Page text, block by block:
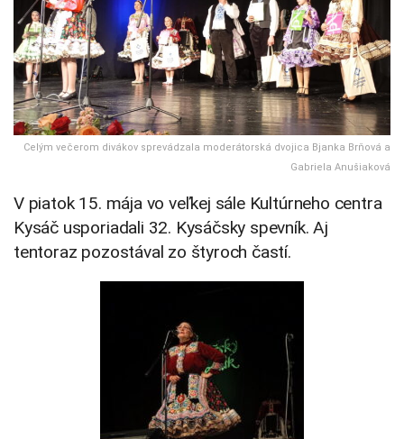
Celým večerom divákov sprevádzala moderátorská dvojica Bjanka Brňová a
Gabriela Anušiaková
V piatok 15. mája vo veľkej sále Kultúrneho centra
Kysáč usporiadali 32. Kysáčsky spevník. Aj
tentoraz pozostával zo štyroch častí.